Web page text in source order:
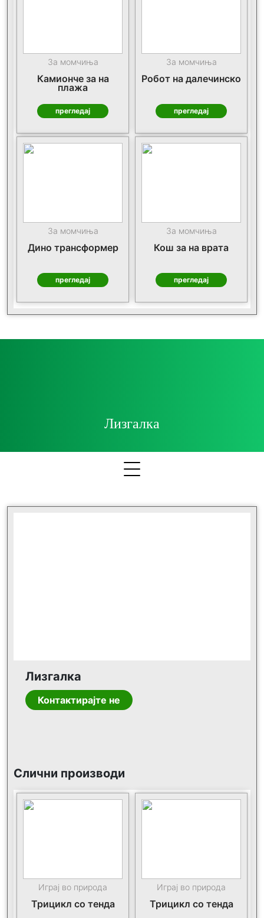
За момчиња
Камионче за на
плажа
прегледај
За момчиња
Робот на далечинско
прегледај
За момчиња
Дино трансформер
прегледај
За момчиња
Кош за на врата
прегледај
Лизгалка
Лизгалка
Контактирајте не
Слични производи
Играј во природа
Трицикл со тенда
Играј во природа
Трицикл со тенда